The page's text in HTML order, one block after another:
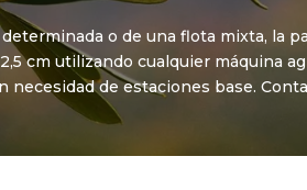
determinada o de una flota mixta,
cm utilizando cualquier máquina
de estaciones base.